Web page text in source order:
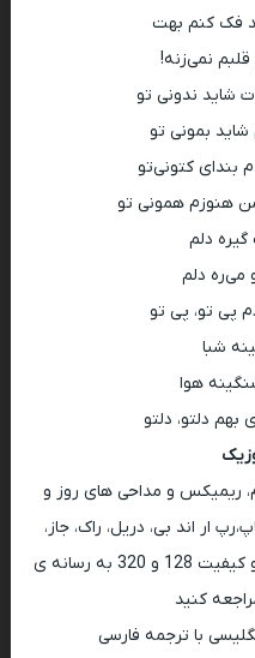
فک کنم بهت
نمی‌زنه!
شاید ندونی تو
بمونی تو
بندای کتونی‌تو
هنوزم همونی تو
دلم
می‌ره دلم
پی تو، پی تو
شبا
هوا
دلتو، دلتو
ریمیکس و مداحی های روز و
ار اند بی، دریل، راک، جاز،
هیپ هاپ و اپرا همراه با متن کامل و کیفیت 128 و 320 به رسانه ی
کنید
با ترجمه فارسی